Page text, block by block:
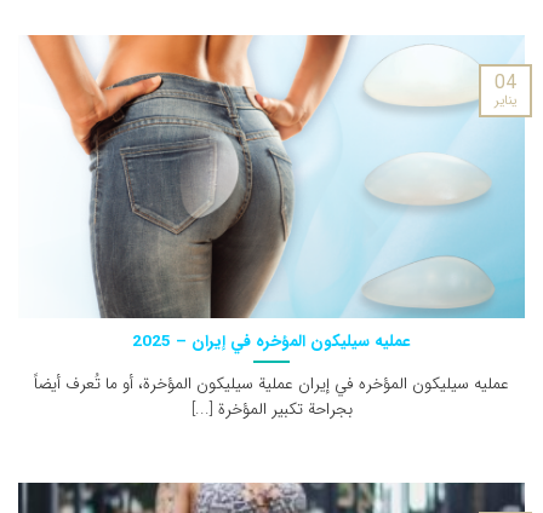
عمليه سيليكون المؤخره في إيران – 2025
عمليه سيليكون المؤخره في إيران عملية سيليكون المؤخرة، أو ما تُعرف أيضاً
بجراحة تكبير المؤخرة [...]
04
يناير